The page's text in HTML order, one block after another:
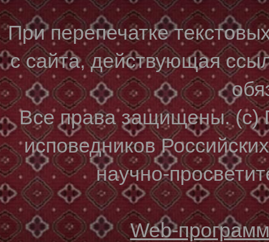
При перепечатке
с сайта, действующая
Все права защищены. (с)
исповедников
научно-
Web-